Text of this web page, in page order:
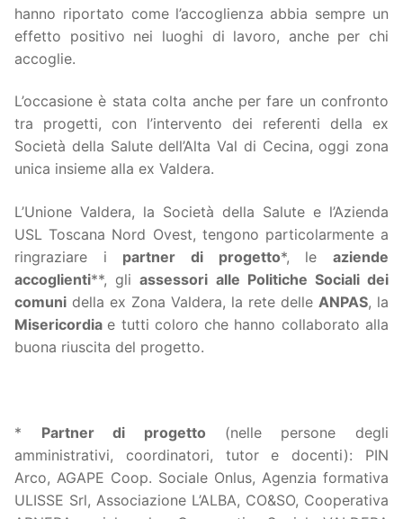
hanno riportato come l’accoglienza abbia sempre un
effetto positivo nei luoghi di lavoro, anche per chi
accoglie.
L’occasione è stata colta anche per fare un confronto
tra progetti, con l’intervento dei referenti della ex
Società della Salute dell’Alta Val di Cecina, oggi zona
unica insieme alla ex Valdera.
L’Unione Valdera, la Società della Salute e l’Azienda
USL Toscana Nord Ovest, tengono particolarmente a
ringraziare i partner di progetto*, leaziende
accoglienti**, gliassessori alle Politiche Sociali dei
comuni della ex Zona Valdera, la rete delle ANPAS, la
Misericordia e tutti coloro che hanno collaborato alla
buona riuscita del progetto.
* Partner di progetto (nelle persone degli
amministrativi, coordinatori, tutor e docenti): PIN
Arco, AGAPE Coop. Sociale Onlus, Agenzia formativa
ULISSE Srl, Associazione L’ALBA, CO&SO, Cooperativa